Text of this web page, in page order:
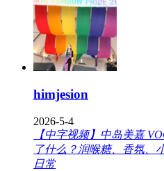
himjesion
2026-5-4
【中字视频】中岛美嘉
了什么？润喉糖、香氛、
日常